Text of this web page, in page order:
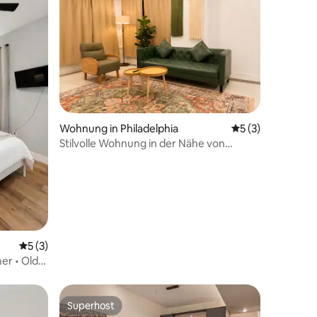
Bewertungen
Durchschnittliche Bewertung: 5 von 5, 3 Bewertungen
5 (3)
• Old
Wohnung in Philadelphia
5 (3)
Stilvolle Wohnung in der Nähe von
Superhost
Superhost